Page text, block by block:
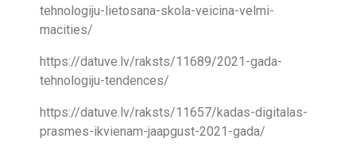
tehnologiju-lietosana-skola-veicina-velmi-
macities/
https://datuve.lv/raksts/11689/2021-gada-
tehnologiju-tendences/
https://datuve.lv/raksts/11657/kadas-digitalas-
prasmes-ikvienam-jaapgust-2021-gada/